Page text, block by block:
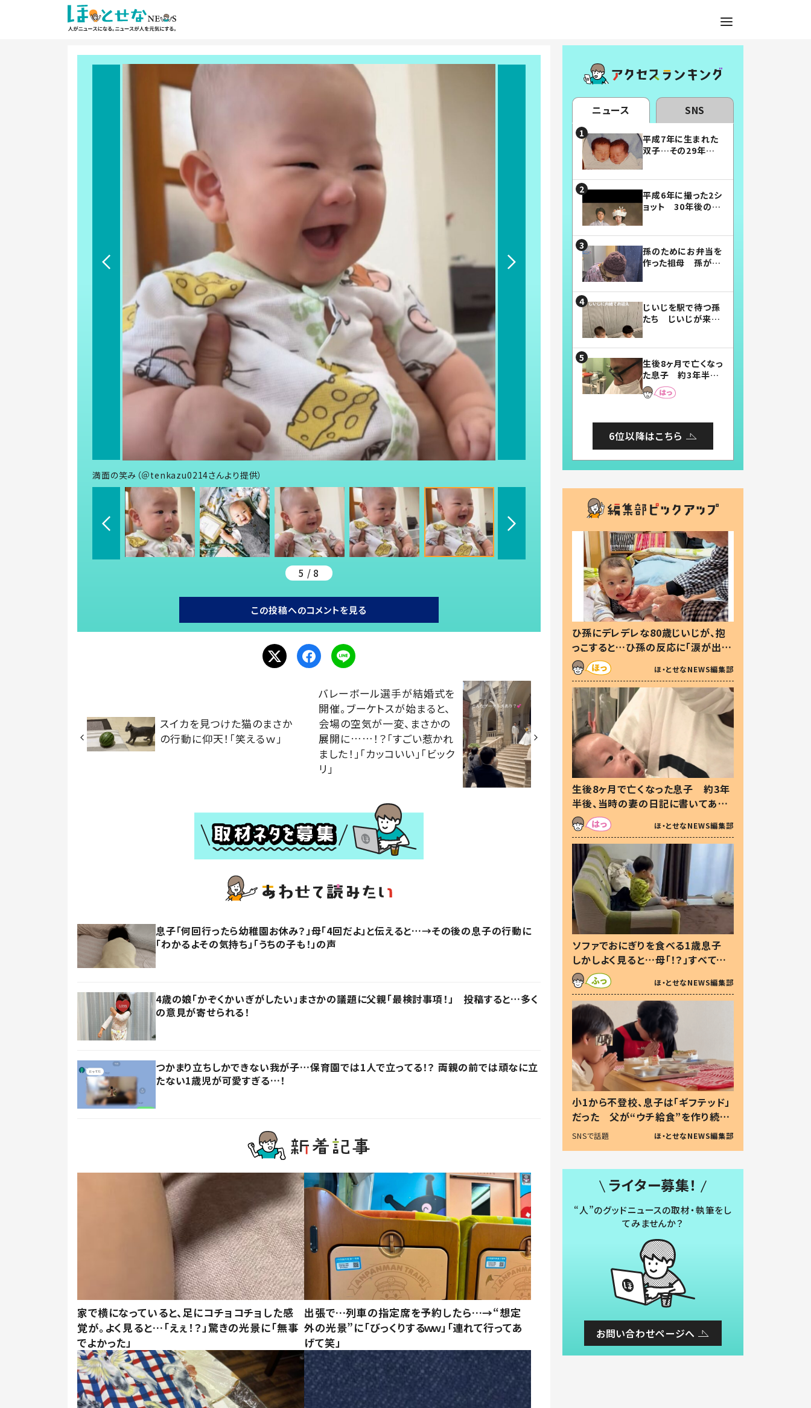
満面の笑み（＠tenkazu0214さんより提供）
5 / 8
この投稿へのコメントを見る
スイカを見つけた猫のまさか
の行動に仰天！「笑えるｗ」
バレーボール選手が結婚式を
開催。ブーケトスが始まると、
会場の空気が一変、まさかの
展開に……！？「すごい惹かれ
ました！」「カッコいい」「ビック
リ」
息子「何回行ったら幼稚園お休み？」母「4回だよ」と伝えると…→その後の息子の行動に
「わかるよその気持ち」「うちの子も！」の声
4歳の娘「かぞくかいぎがしたい」まさかの議題に父親「最検討事項！」 投稿すると…多く
の意見が寄せられる！
つかまり立ちしかできない我が子…保育園では1人で立ってる！？ 両親の前では頑なに立
たない1歳児が可愛すぎる…！
家で横になっていると、足にコチョコチョした感
覚が。よく見ると…「えぇ！？」驚きの光景に「無事
でよかった」
出張で…列車の指定席を予約したら…→“想定
外の光景”に「びっくりするｗｗ」「連れて行ってあ
げて笑」
ニュース SNS
平成7年に生まれた
双子…その29年後
平成6年に撮った2シ
ョット 30年後の姿
孫のためにお弁当を
作った祖母 孫が絶
じいじを駅で待つ孫
たち じいじが来た
まらない」「幸せにな
れる」
生後8ヶ月で亡くなっ
た息子 約3年半
後、当時の妻の日記
に書いてあった本音
6位以降はこちら
ひ孫にデレデレな80歳じいじが、抱
っこすると…ひ孫の反応に「涙が出ま
した」「可愛くて仕方ない」
ほ・とせなNEWS編集部
生後8ヶ月で亡くなった息子 約3年
半後、当時の妻の日記に書いてあっ
た本音とは
ほ・とせなNEWS編集部
ソファでおにぎりを食べる1歳息子
しかしよく見ると…母「！？」すべてを
察した母の投稿に「可愛いから許
す！」「現行犯〜」
ほ・とせなNEWS編集部
小1から不登校、息子は「ギフテッド」
だった 父が“ウチ給食”を作り続け
る理由とは #令和の親 #令和の子
SNSで話題 ほ・とせなNEWS編集部
ライター募集！
“人”のグッドニュースの取材・執筆をし
てみませんか？
お問い合わせページへ